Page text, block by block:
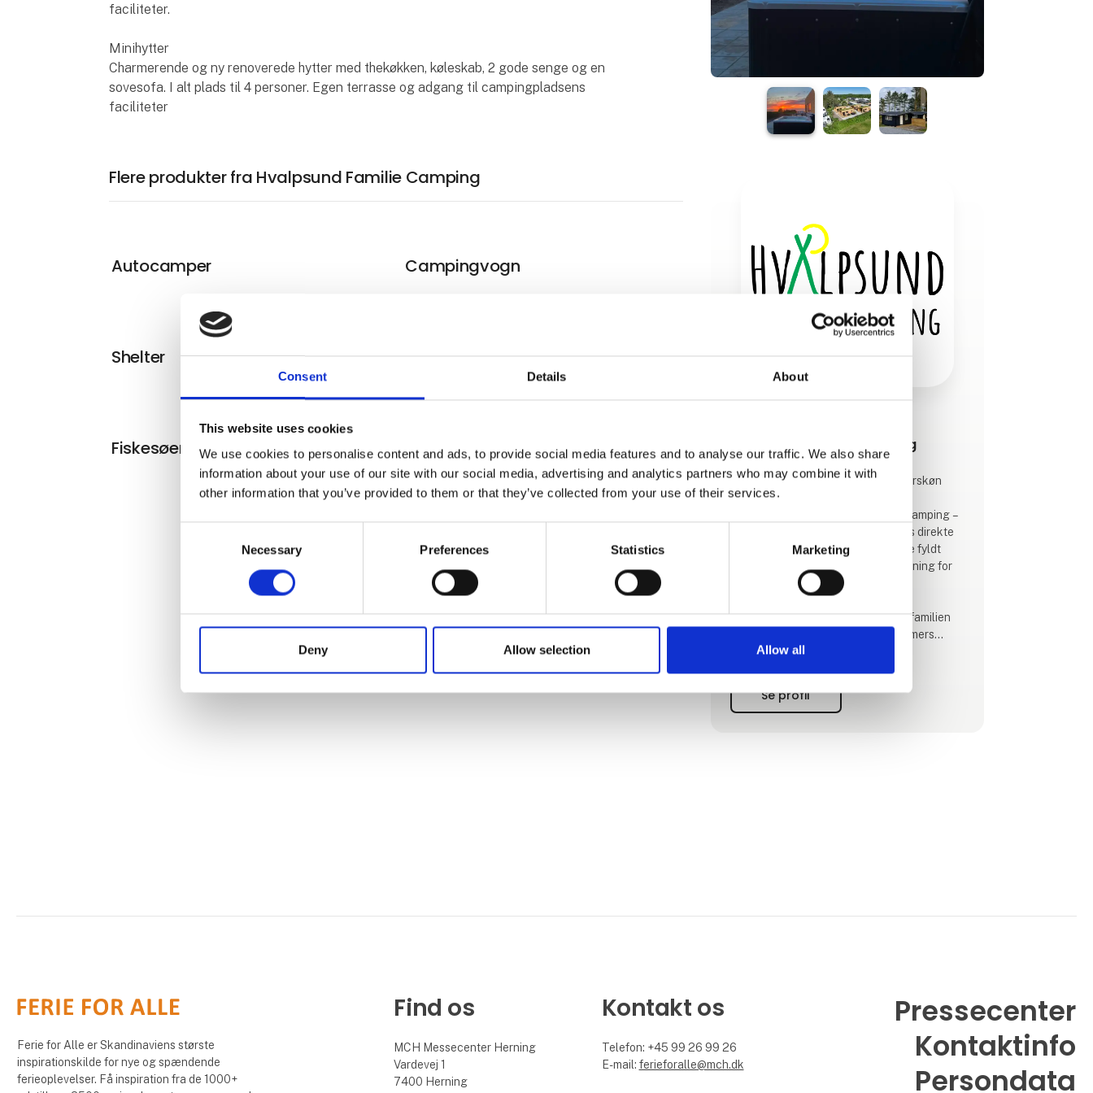
Consent Details About
This website uses cookies
We use cookies to personalise content and ads, to provide social media features and to analyse our traffic. We also share
information about your use of our site with our social media, advertising and analytics partners who may combine it with
other information that you’ve provided to them or that they’ve collected from your use of their services.
Necessary Preferences Statistics Marketing
Deny Allow selection Allow all
faciliteter.
Minihytter
Charmerende og ny renoverede hytter med thekøkken, køleskab, 2 gode senge og en
sovesofa. I alt plads til 4 personer. Egen terrasse og adgang til campingpladsens
faciliteter
Flere produkter fra Hvalpsund Familie Camping
Autocamper Campingvogn
Shelter Teltplads
Fiskesøer Påske Familiepakke Hvalpsund Familie Camping
Hvalpsund Familie Camping – Naturskøn
ferie ved Limfjordens vandkant.
Velkommen til Hvalpsund Familie Camping –
en skøn familievenlig campingplads direkte
ud til Limfjorden. Her venter en ferie fyldt
med naturoplevelser, sjov og afslapning for
både børn og voksne.
🔹 Unikke naturoplevelser for hele familien
Vores naturbase byder på mange timers
gratis aktiviteter. Udforsk vores
undervandssti, gå på opdagelse med
waders, snorkelmaske og vandkikkerter og
Se profil
Ferie for Alle er Skandinaviens største
inspirationskilde for nye og spændende
ferieoplevelser. Få inspiration fra de 1000+
Find os
MCH Messecenter Herning
Vardevej 1
7400 Herning
Kontakt os
Telefon: +45 99 26 99 26
E-mail: ferieforalle@mch.dk
Pressecenter
Kontaktinfo
Persondata